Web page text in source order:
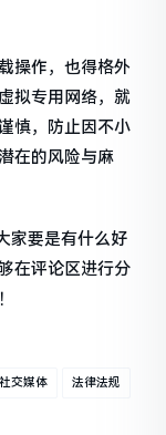
操作，也得格外
拟专用网络，就
慎，防止因不小
在的风险与麻
家要是有什么好
在评论区进行分
社交媒体 法律法规